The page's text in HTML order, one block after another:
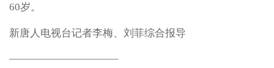
60岁。
新唐人电视台记者李梅、刘菲综合报导
——————————–